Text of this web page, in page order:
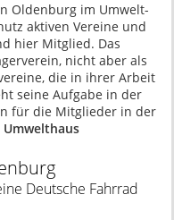
Oldenburg im Umwelt-
aktiven Vereine und
hier Mitglied. Das
nicht aber als
die in ihrer Arbeit
seine Aufgabe in der
für die Mitglieder in der
Umwelthaus
Deutsche Fahrrad